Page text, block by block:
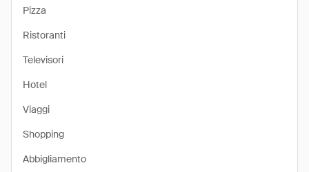
Pizza
Ristoranti
Televisori
Hotel
Viaggi
Shopping
Abbigliamento